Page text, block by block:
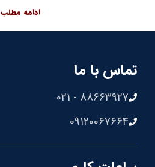
ادامه مطلب
تماس با ما
88663927 - 021
09120067664